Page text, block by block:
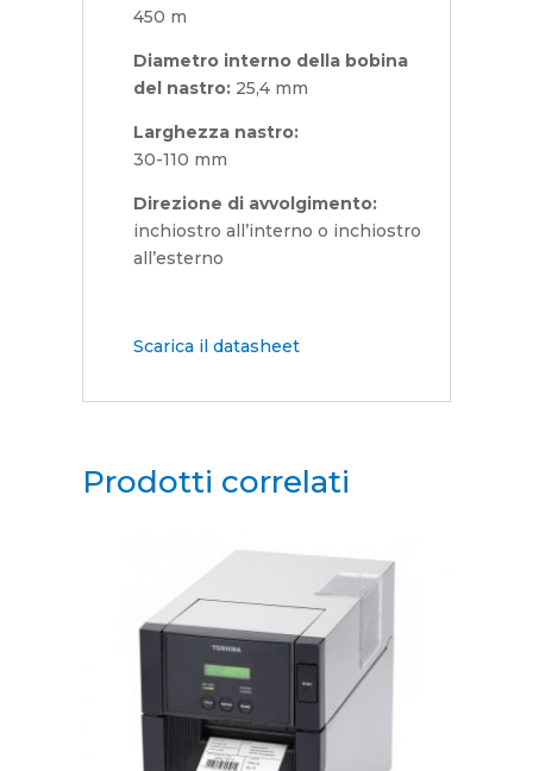
450 m
Diametro interno della bobina
del nastro:25,4 mm
Larghezza nastro:
30-­110 mm
Direzione di avvolgimento:
inchiostro all’interno o inchiostro
all’esterno
Scarica il datasheet
Prodotti correlati